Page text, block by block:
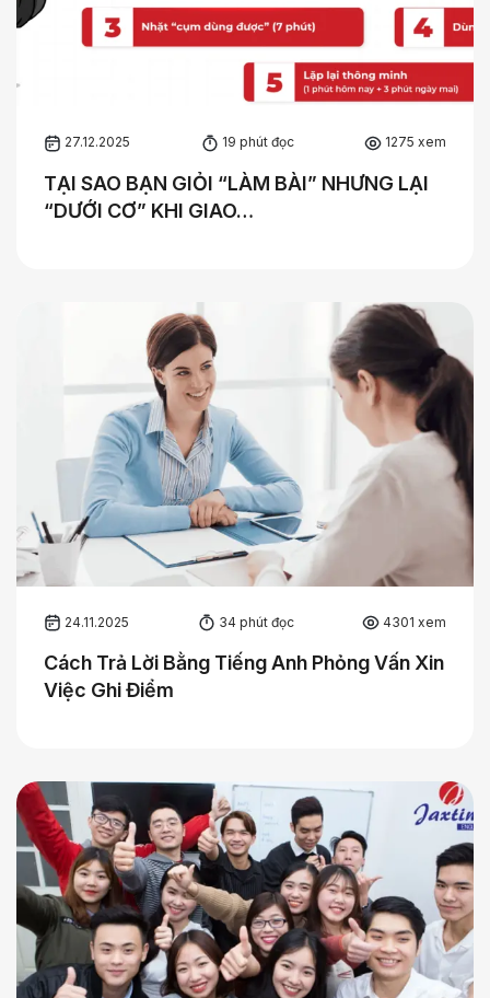
27.12.2025 19 phút đọc 1275 xem
TẠI SAO BẠN GIỎI “LÀM BÀI” NHƯNG LẠI
“DƯỚI CƠ” KHI GIAO…
24.11.2025 34 phút đọc 4301 xem
Cách Trả Lời Bằng Tiếng Anh Phỏng Vấn Xin
Việc Ghi Điểm